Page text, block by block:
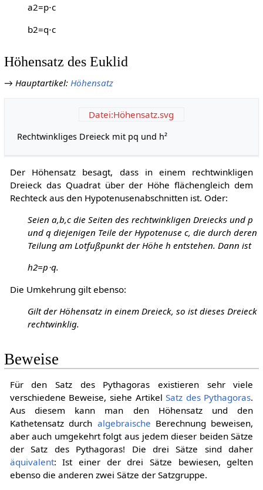
a2=p⋅c
b2=q⋅c
Höhensatz des Euklid
→ Hauptartikel: Höhensatz
Datei:Höhensatz.svg
Rechtwinkliges Dreieck mit pq und h²
Der Höhensatz besagt, dass in einem rechtwinkligen
Dreieck das Quadrat über der Höhe flächengleich dem
Rechteck aus den Hypotenusenabschnitten ist. Oder:
Seien a,b,cdie Seiten des rechtwinkligen Dreiecks und p
und qdiejenigen Teile der Hypotenuse c, die durch deren
Teilung am Lotfußpunkt der Höhe h entstehen. Dann ist
h2=p⋅q.
Die Umkehrung gilt ebenso:
Gilt der Höhensatz in einem Dreieck, so ist dieses Dreieck
rechtwinklig.
Beweise
Für den Satz des Pythagoras existieren sehr viele
verschiedene Beweise, siehe ArtikelSatz des Pythagoras.
Aus diesem kann man den Höhensatz und den
Kathetensatz durch algebraische Berechnung beweisen,
aber auch umgekehrt folgt aus jedem dieser beiden Sätze
der Satz des Pythagoras! Die drei Sätze sind daher
äquivalent: Ist einer der drei Sätze bewiesen, gelten
ebenso die anderen zwei Sätze der Satzgruppe.